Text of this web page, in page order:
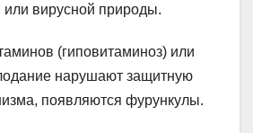
или вирусной природы.
(гиповитаминоз) или
нарушают защитную
появляются фурункулы.